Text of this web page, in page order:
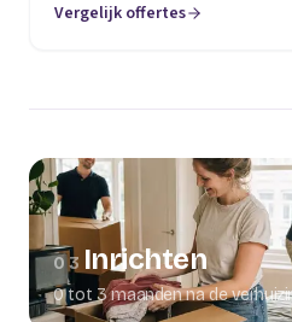
Vergelijk offertes
(opent in een nieuw tabblad)
03 Inrichten
0 tot 3 maanden na de